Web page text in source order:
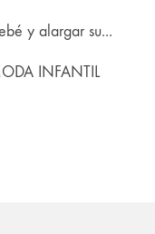
y alargar su...
INFANTIL